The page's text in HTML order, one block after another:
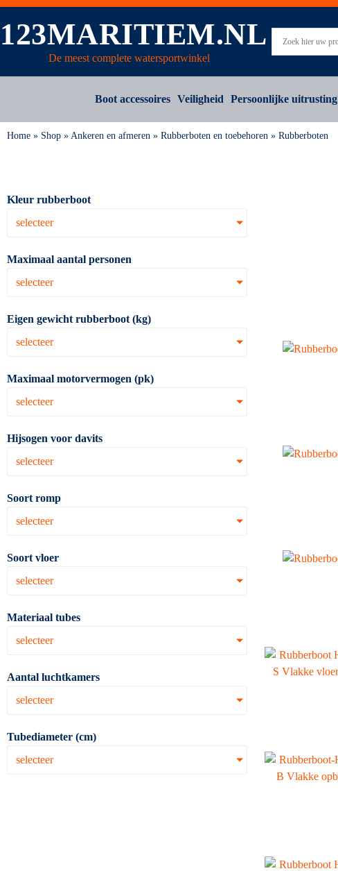
123MARITIEM.NL
De meest complete watersportwinkel
Boot accessoires Veiligheid Persoonlijke uitrusting
Home » Shop » Ankeren en afmeren » Rubberboten en toebehoren » Rubberboten
Kleur rubberboot
selecteer
Maximaal aantal personen
selecteer
Eigen gewicht rubberboot (kg)
selecteer
Maximaal motorvermogen (pk)
selecteer
Hijsogen voor davits
selecteer
Soort romp
selecteer
Soort vloer
selecteer
Materiaal tubes
selecteer
Aantal luchtkamers
selecteer
Tubediameter (cm)
selecteer